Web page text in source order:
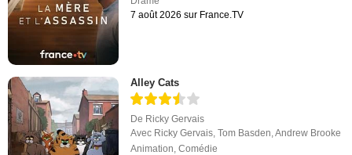
7 août 2026 sur France.TV
Alley Cats
De Ricky Gervais
Avec Ricky Gervais ,Tom Basden ,Andrew Brooke
Animation ,Comédie